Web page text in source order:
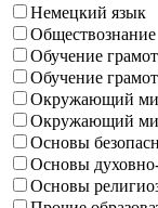
Немецкий язык
Обществознание
Обучение
Обучение
Окружающий
Окружающий
Основы
Основы
Основы